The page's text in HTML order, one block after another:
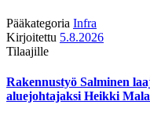
Pääkategoria Infra
Kirjoitettu 5.8.2026
Tilaajille
Rakennustyö Salminen
aluejohtajaksi Heikki